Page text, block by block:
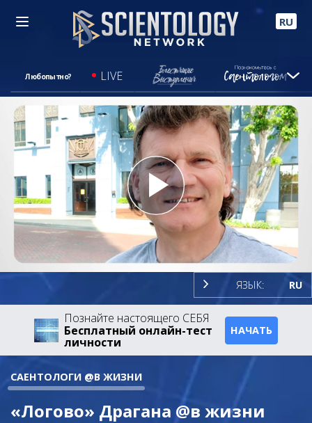
RU
Любопытно? LIVE
Play
Video
ЯЗЫК: RU
Познайте настоящего СЕБЯ
Бесплатный онлайн-тест
личности
НАЧАТЬ
САЕНТОЛОГИ @В ЖИЗНИ
«Логово» Драгана @в жизни